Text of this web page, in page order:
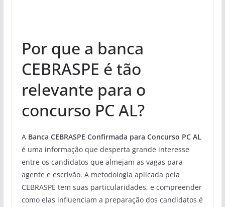
Por que a banca
CEBRASPE é tão
relevante para o
concurso PC AL?
A Banca CEBRASPE Confirmada para Concurso PC AL
é uma informação que desperta grande interesse
entre os candidatos que almejam as vagas para
agente e escrivão. A metodologia aplicada pela
CEBRASPE tem suas particularidades, e compreender
como elas influenciam a preparação dos candidatos é